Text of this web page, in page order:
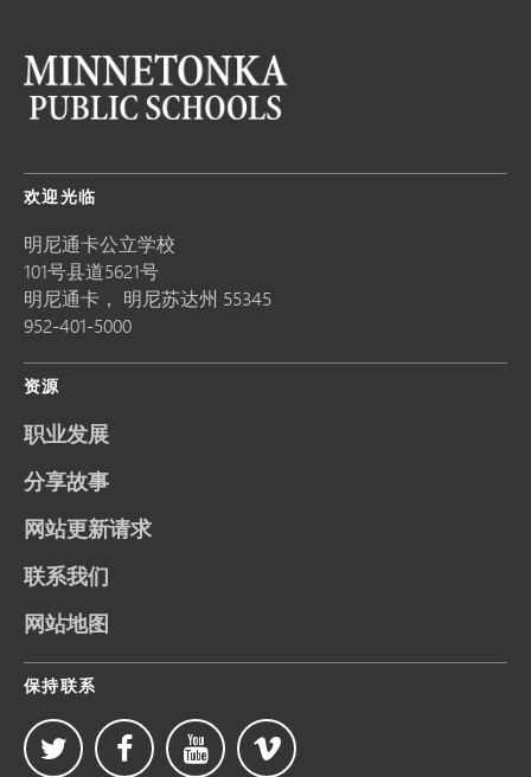
欢迎光临
明尼通卡公立学校
101号县道5621号
明尼通卡， 明尼苏达州 55345
952-401-5000
资源
职业发展
分享故事
网站更新请求
联系我们
网站地图
保持联系